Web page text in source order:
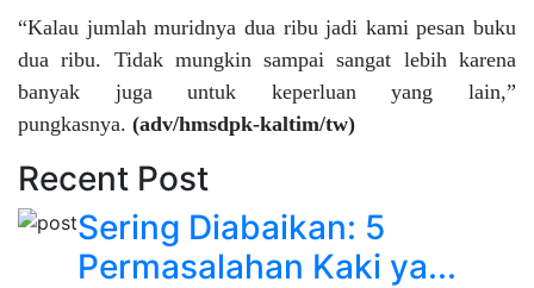
“Kalau jumlah muridnya dua ribu jadi kami pesan buku
dua ribu. Tidak mungkin sampai sangat lebih karena
banyak juga untuk keperluan yang lain,”
pungkasnya. (adv/hmsdpk-kaltim/tw)
Recent Post
Sering Diabaikan: 5
Permasalahan Kaki ya...